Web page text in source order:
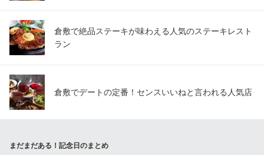
倉敷で絶品ステーキが味わえる人気のステーキレスト
ラン
倉敷でデートの定番！センスいいねと言われる人気店
まだまだある！記念日のまとめ